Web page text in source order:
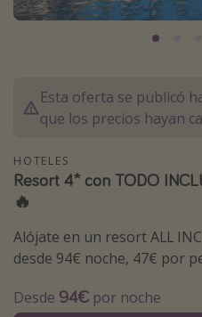
Marruecos
Tailandia
Albania
Camping
Viajes en tren
Esta oferta se publicó
que los precios hayan
HOTELES
Resort 4* con TODO
🔥
Alójate en un resort ALL
desde 94€ noche, 47€ por
Desde 94€ por noche